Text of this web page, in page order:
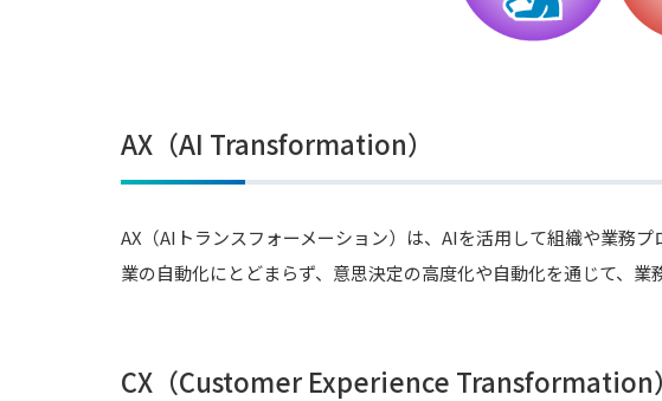
AX（AI Transformation）
AX（AIトランスフォーメーション）は、AIを活用して組織や業務
業の自動化にとどまらず、意思決定の高度化や自動化を通じて、業
CX（Customer Experience Transformation）